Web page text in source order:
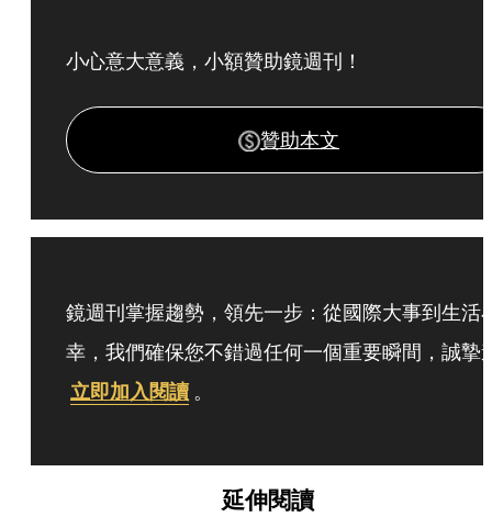
小心意大意義，小額贊助鏡週刊！
贊助本文
鏡週刊掌握趨勢，領先一步：從國際大事到生活
幸，我們確保您不錯過任何一個重要瞬間，誠摯
立即加入閱讀 。
延伸閱讀